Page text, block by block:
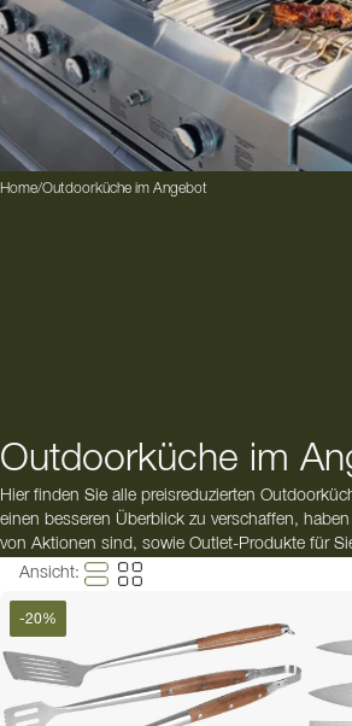
Home/Outdoorküche im Angebot
Outdoorküche im
Hier finden Sie alle preisreduzierten
einen besseren Überblick zu verschaffen, haben
von Aktionen sind, sowie Outlet-Produkte für
In unserem Outlet finden Sie qualitativ
Module und Grills zweiter Wahl - zu unglaublich
Manchmal tauschen wir Produkte aus
Retouren von Kunden entgegen oder
Jedes Outlet-Produkt ist ein Einzelstück, es gilt
mahlt zuerst“. Entdecken Sie alle unsere Outlet-
Ansicht:
-20%